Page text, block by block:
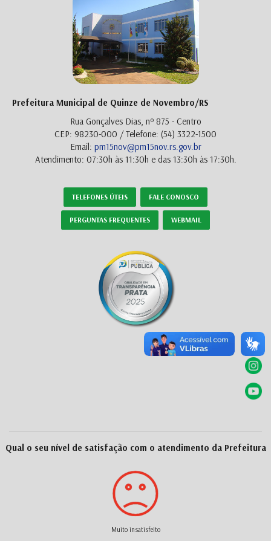
Prefeitura Municipal de Quinze de Novembro/RS
Rua Gonçalves Dias, nº 875 - Centro
CEP: 98230-000 / Telefone: (54) 3322-1500
Email: pm15nov@pm15nov.rs.gov.br
Atendimento: 07:30h às 11:30h e das 13:30h às 17:30h.
TELEFONES ÚTEIS FALE CONOSCO
PERGUNTAS FREQUENTES WEBMAIL
Qual o seu nível de satisfação com o atendimento da Prefeitura
Muito insatisfeito